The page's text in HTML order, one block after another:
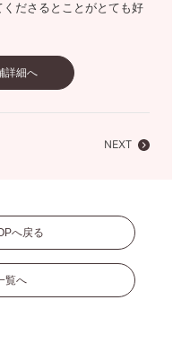
ださるとことがとても好
詳細へ
NEXT
へ戻る
覧へ